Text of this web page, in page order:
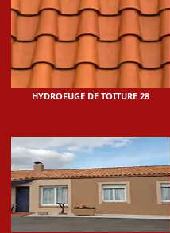
HYDROFUGE DE TOITURE 28